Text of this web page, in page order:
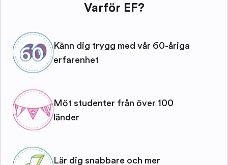
Varför EF?
Känn dig trygg med vår 60-åriga
erfarenhet
Möt studenter från över 100
länder
Lär dig snabbare och mer